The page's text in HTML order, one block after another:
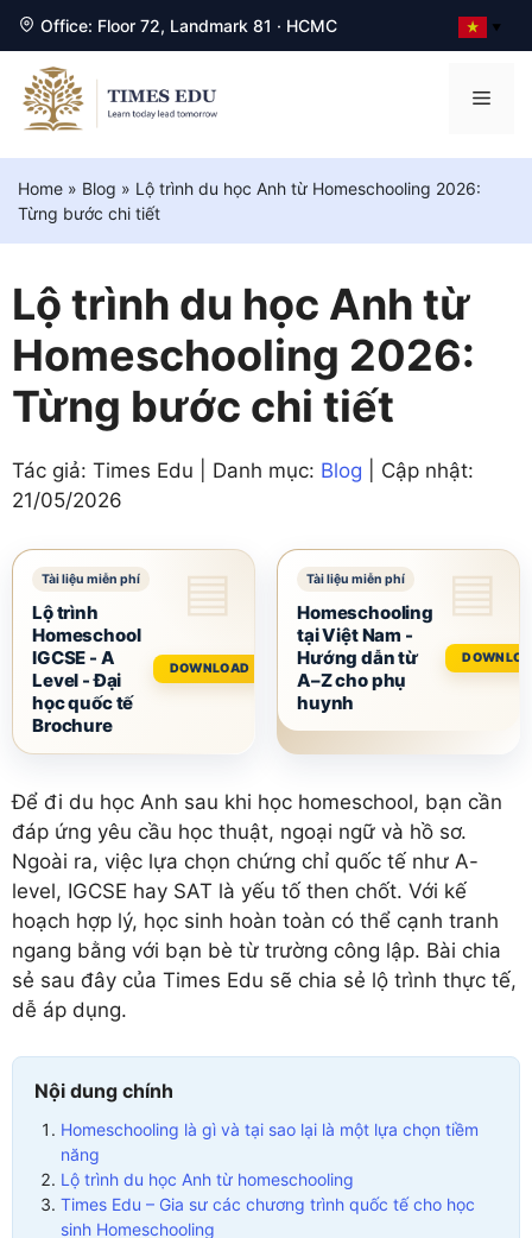
Office: Floor 72, Landmark 81 · HCMC ▼
Chuyển
đến
nội
dung
Home » Blog » Lộ trình du học Anh từ Homeschooling 2026:
Từng bước chi tiết
Lộ trình du học Anh từ
Homeschooling 2026:
Từng bước chi tiết
Tác giả: Times Edu | Danh mục: Blog | Cập nhật:
21/05/2026
Lộ trình
Homeschool
IGCSE - A
Level - Đại
học quốc tế
Brochure
DOWNLOAD
Homeschooling
tại Việt Nam -
Hướng dẫn từ
A–Z cho phụ
huynh
Để đi du học Anh sau khi học homeschool, bạn cần
đáp ứng yêu cầu học thuật, ngoại ngữ và hồ sơ.
Ngoài ra, việc lựa chọn chứng chỉ quốc tế như A-
level, IGCSE hay SAT là yếu tố then chốt. Với kế
hoạch hợp lý, học sinh hoàn toàn có thể cạnh tranh
ngang bằng với bạn bè từ trường công lập. Bài chia
sẻ sau đây của Times Edu sẽ chia sẻ lộ trình thực tế,
dễ áp dụng.
Nội dung chính
Homeschooling là gì và tại sao lại là một lựa chọn tiềm
năng
Lộ trình du học Anh từ homeschooling
Times Edu – Gia sư các chương trình quốc tế cho học
sinh Homeschooling